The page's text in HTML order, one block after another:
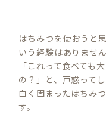
はちみつを使おうと
いう経験はありませ
「これって食べても
の？」と、戸惑って
白く固まったはちみ
す。